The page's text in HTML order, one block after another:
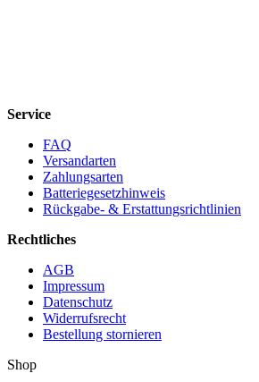
Service
FAQ
Versandarten
Zahlungsarten
Batteriegesetzhinweis
Rückgabe- & Erstattungsrichtlinien
Rechtliches
AGB
Impressum
Datenschutz
Widerrufsrecht
Bestellung stornieren
Shop